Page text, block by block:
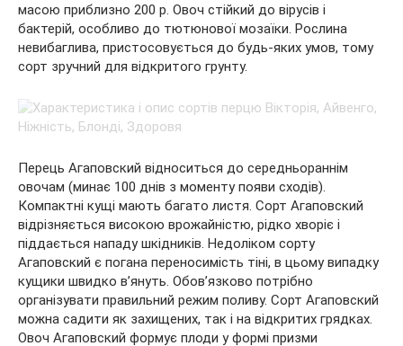
масою приблизно 200 р. Овоч стійкий до вірусів і
бактерій, особливо до тютюнової мозаїки. Рослина
невибаглива, пристосовується до будь-яких умов, тому
сорт зручний для відкритого грунту.
Перець Агаповский відноситься до середньораннім
овочам (минає 100 днів з моменту появи сходів).
Компактні кущі мають багато листя. Сорт Агаповский
відрізняється високою врожайністю, рідко хворіє і
піддається нападу шкідників. Недоліком сорту
Агаповский є погана переносимість тіні, в цьому випадку
кущики швидко в’януть. Обов’язково потрібно
організувати правильний режим поливу. Сорт Агаповский
можна садити як захищених, так і на відкритих грядках.
Овоч Агаповский формує плоди у формі призми